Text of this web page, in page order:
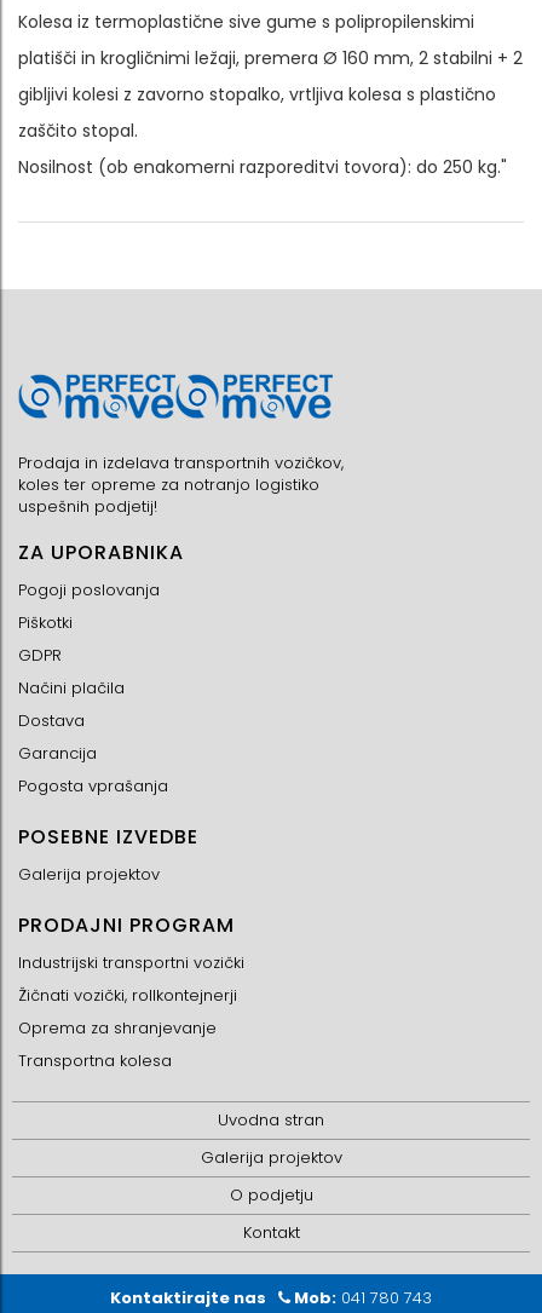
Kolesa iz termoplastične sive gume s polipropilenskimi
platišči in krogličnimi ležaji, premera Ø 160 mm, 2 stabilni + 2
gibljivi kolesi z zavorno stopalko, vrtljiva kolesa s plastično
zaščito stopal.
Nosilnost (ob enakomerni razporeditvi tovora): do 250 kg."
Prodaja in izdelava transportnih vozičkov,
koles ter opreme za notranjo logistiko
uspešnih podjetij!
ZA UPORABNIKA
Pogoji poslovanja
Piškotki
GDPR
Načini plačila
Dostava
Garancija
Pogosta vprašanja
POSEBNE IZVEDBE
Galerija projektov
PRODAJNI PROGRAM
Industrijski transportni vozički
Žičnati vozički, rollkontejnerji
Oprema za shranjevanje
Transportna kolesa
Uvodna stran
Galerija projektov
O podjetju
Kontakt
Kontaktirajte nas Mob: 041 780 743